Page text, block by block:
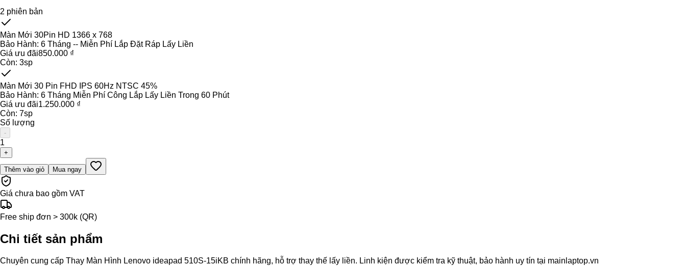
2 phiên bản
Màn Mới 30Pin HD 1366 x 768
Bảo Hành: 6 Tháng -- Miễn Phí Lắp Đặt Ráp Lấy Liền
Giá ưu đãi850.000 ₫
Còn: 3sp
Màn Mới 30 Pin FHD IPS 60Hz NTSC 45%
Bảo Hành: 6 Tháng Miễn Phí Công Lắp Lấy Liền Trong 60 Phút
Giá ưu đãi1.250.000 ₫
Còn: 7sp
Số lượng
-
1
+
Thêm vào giỏ Mua ngay
Giá chưa bao gồm VAT
Free ship đơn > 300k (QR)
Chi tiết sản phẩm
Chuyên cung cấp Thay Màn Hình Lenovo ideapad 510S-15iKB chính hãng, hỗ trợ thay thế lấy liền. Linh kiện được kiểm tra kỹ thuật, bảo hành uy tín tại mainlaptop.vn